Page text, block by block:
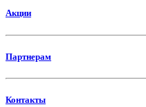
Акции
Партнерам
Контакты